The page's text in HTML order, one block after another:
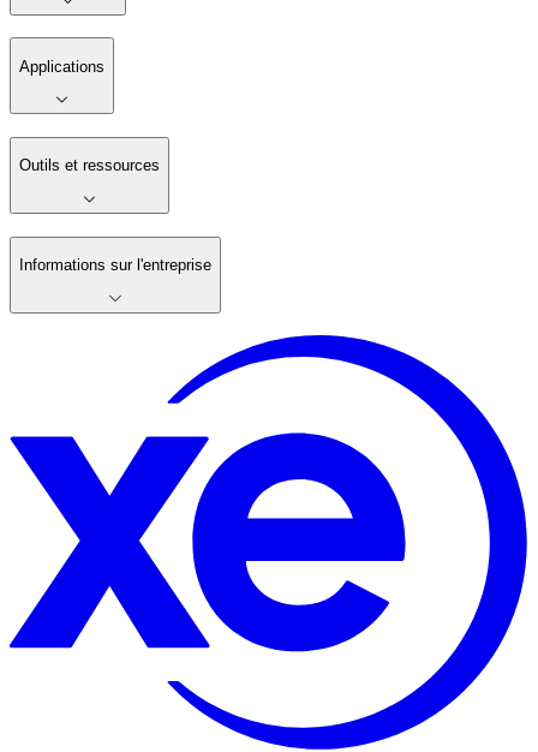
Applications
Outils et ressources
Informations sur l'entreprise